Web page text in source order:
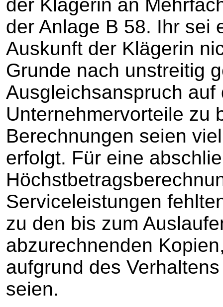
der Klägerin an
der Anlage B 58. Ihr sei
Auskunft der Klägerin
Grunde nach unstreitig
Ausgleichsanspruch auf
Unternehmervorteile zu
Berechnungen seien
erfolgt. Für eine
Serviceleistungen
zu den bis zum
abzurechnenden
aufgrund des
seien.